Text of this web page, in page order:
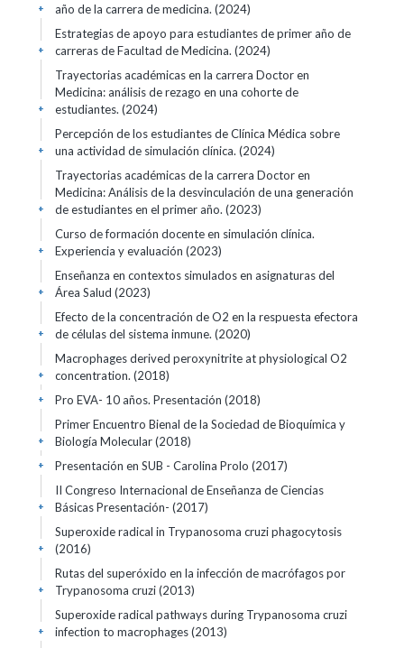
año de la carrera de medicina. (2024)
+
Estrategias de apoyo para estudiantes de primer año de
carreras de Facultad de Medicina. (2024)
+
Trayectorias académicas en la carrera Doctor en
Medicina: análisis de rezago en una cohorte de
estudiantes. (2024)
+
Percepción de los estudiantes de Clínica Médica sobre
una actividad de simulación clínica. (2024)
+
Trayectorias académicas de la carrera Doctor en
Medicina: Análisis de la desvinculación de una generación
de estudiantes en el primer año. (2023)
+
Curso de formación docente en simulación clínica.
Experiencia y evaluación (2023)
+
Enseñanza en contextos simulados en asignaturas del
Área Salud (2023)
+
Efecto de la concentración de O2 en la respuesta efectora
de células del sistema inmune. (2020)
+
Macrophages derived peroxynitrite at physiological O2
concentration. (2018)
+
Pro EVA- 10 años. Presentación (2018)
+
Primer Encuentro Bienal de la Sociedad de Bioquímica y
Biología Molecular (2018)
+
Presentación en SUB - Carolina Prolo (2017)
+
II Congreso Internacional de Enseñanza de Ciencias
Básicas Presentación- (2017)
+
Superoxide radical in Trypanosoma cruzi phagocytosis
(2016)
+
Rutas del superóxido en la infección de macrófagos por
Trypanosoma cruzi (2013)
+
Superoxide radical pathways during Trypanosoma cruzi
infection to macrophages (2013)
+